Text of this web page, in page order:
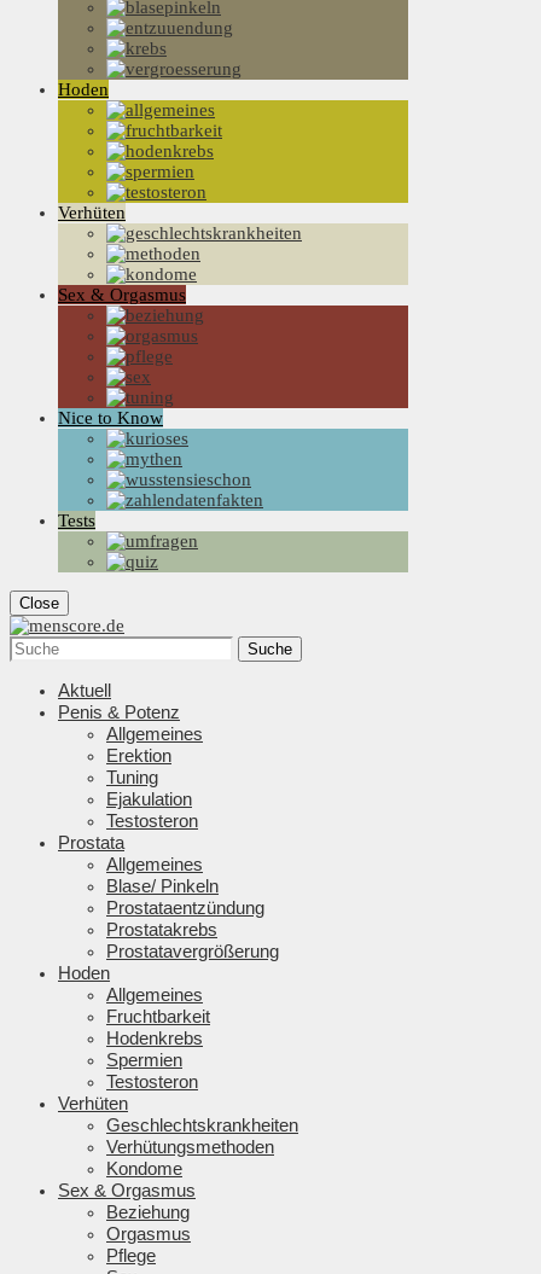
Hoden
Verhüten
Sex & Orgasmus
Nice to Know
Tests
Close
Suche
Aktuell
Penis & Potenz
Allgemeines
Erektion
Tuning
Ejakulation
Testosteron
Prostata
Allgemeines
Blase/ Pinkeln
Prostataentzündung
Prostatakrebs
Prostatavergrößerung
Hoden
Allgemeines
Fruchtbarkeit
Hodenkrebs
Spermien
Testosteron
Verhüten
Geschlechtskrankheiten
Verhütungsmethoden
Kondome
Sex & Orgasmus
Beziehung
Orgasmus
Pflege